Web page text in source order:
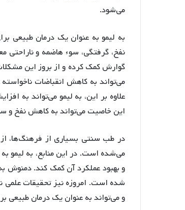
می‌شود.
به لیمو به عنوان یک درمان طبیعی
نفخ، گرفتگی، سوء هاضمه و ناراحتی
گوارش کمک کرده و از بروز این
می‌تواند به کاهش انقباضات
علاوه بر این، به لیمو می‌تواند به
این خاصیت می‌تواند به کاهش نفخ و
در طب سنتی بسیاری از فرهنگ‌ها،
می‌شده است. در این منابع، به لیمو
و بهبود عملکرد آن کمک کند. دمنوش
شده است. امروزه نیز تحقیقات
و می‌تواند به عنوان یک درمان طبیعی